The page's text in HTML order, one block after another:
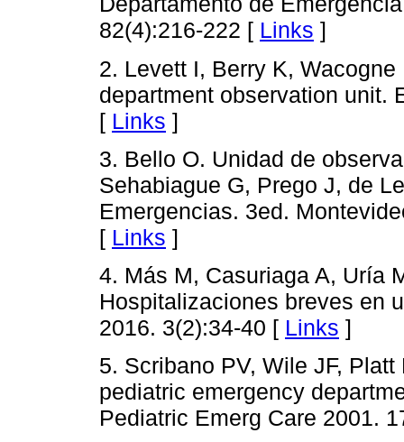
82(4):216-222 [ Links ]
2. Levett I, Berry K,
department observation unit.
[ Links ]
3. Bello O. Unidad de
Sehabiague G, Prego J, de
Emergencias. 3ed.
[ Links ]
4. Más M, Casuriaga A, Uría
Hospitalizaciones breves en
2016. 3(2):34-40 [ Links ]
5. Scribano PV, Wile JF,
pediatric emergency
Pediatric Emerg Care 2001.